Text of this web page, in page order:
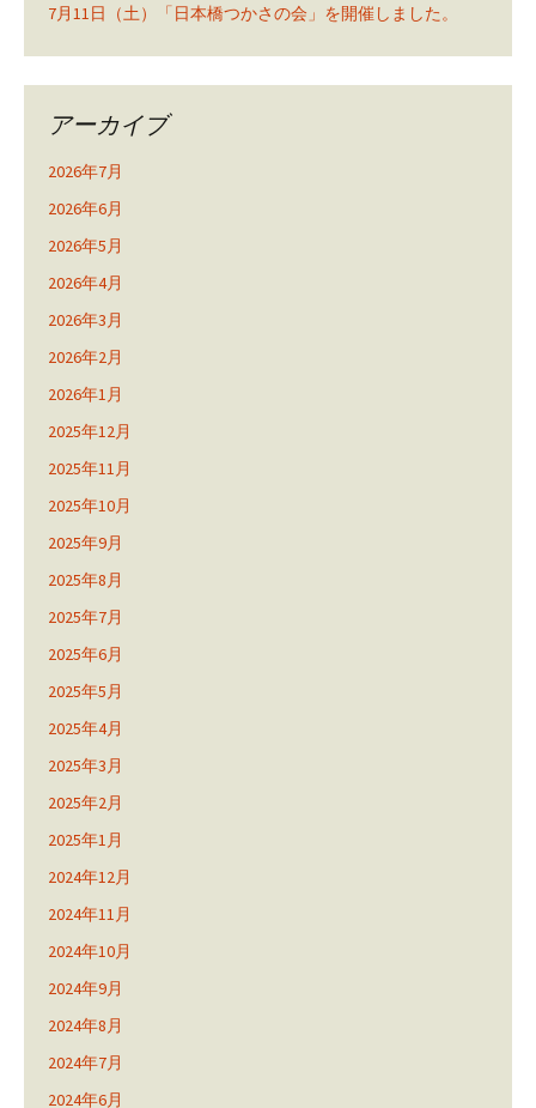
7月11日（土）「日本橋つかさの会」を開催しました。
アーカイブ
2026年7月
2026年6月
2026年5月
2026年4月
2026年3月
2026年2月
2026年1月
2025年12月
2025年11月
2025年10月
2025年9月
2025年8月
2025年7月
2025年6月
2025年5月
2025年4月
2025年3月
2025年2月
2025年1月
2024年12月
2024年11月
2024年10月
2024年9月
2024年8月
2024年7月
2024年6月